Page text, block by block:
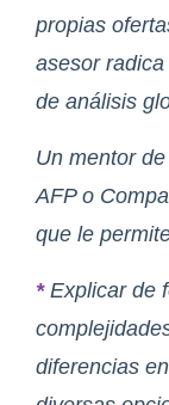
propias
asesor
de análisis
Un mentor
AFP o
que le
*Explicar de
diferencias